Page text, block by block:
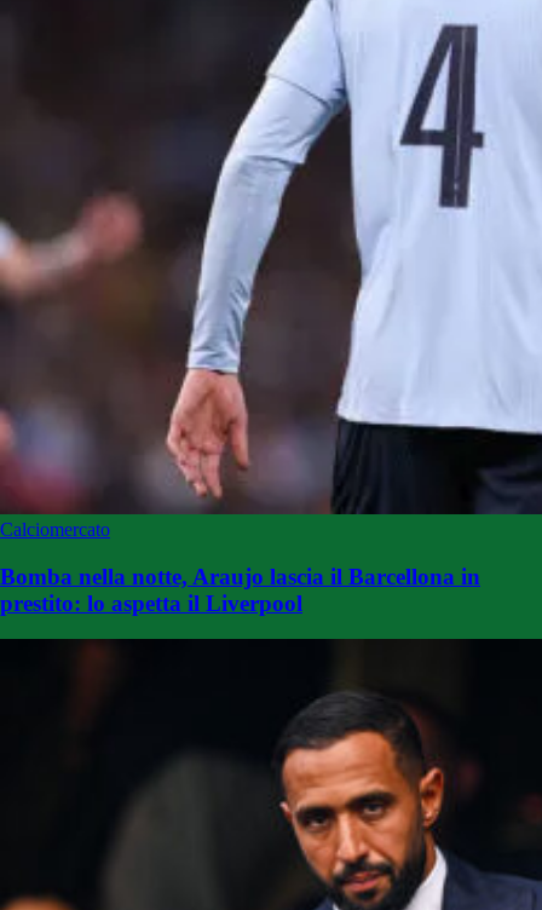
Calciomercato
Bomba nella notte, Araujo lascia il Barcellona in
prestito: lo aspetta il Liverpool